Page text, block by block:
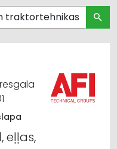
un traktortehnikas
traktortehnikas
traktortehnikas
eļļas,